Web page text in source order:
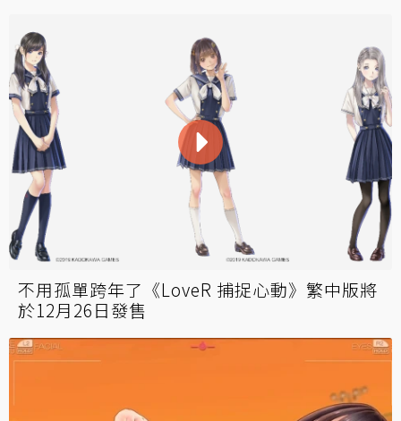
不用孤單跨年了《LoveR 捕捉心動》繁中版將
於12月26日發售